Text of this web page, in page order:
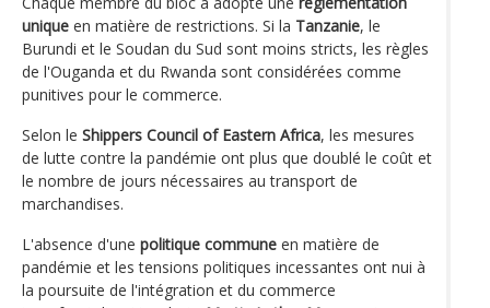
unique en matière de restrictions. Si la Tanzanie, le
Burundi et le Soudan du Sud sont moins stricts, les règles
de l'Ouganda et du Rwanda sont considérées comme
punitives pour le commerce.
Selon le Shippers Council of Eastern Africa, les mesures
de lutte contre la pandémie ont plus que doublé le coût et
le nombre de jours nécessaires au transport de
marchandises.
L'absence d'une politique commune en matière de
pandémie et les tensions politiques incessantes ont nui à
la poursuite de l'intégration et du commerce